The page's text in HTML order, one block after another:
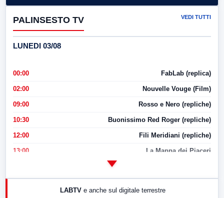
PALINSESTO TV VEDI TUTTI
LUNEDI 03/08
00:00 FabLab (replica)
02:00 Nouvelle Vouge (Film)
09:00 Rosso e Nero (repliche)
10:30 Buonissimo Red Roger (repliche)
12:00 Fili Meridiani (repliche)
13:00 La Mappa dei Piaceri
LABTV e anche sul digitale terrestre